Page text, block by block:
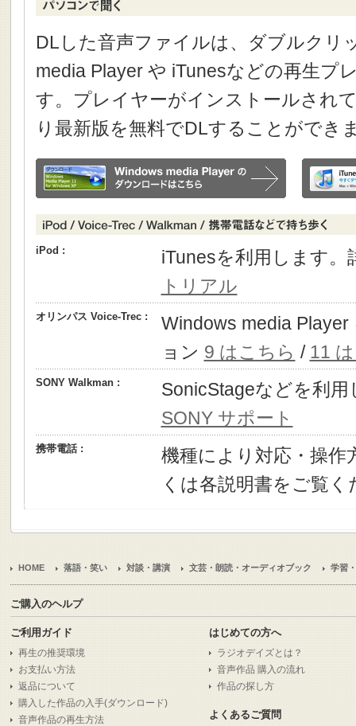
DLした音声ファイルは、ダブルクリ
media Player や iTunesなどの再生プ
す。プレイヤーがインストールされ
り最新版を無料でDLすることができ
iPod :
iTunesを利用します
トリアル
オリンパス Voice-Trec :
Windows media
ョン 9 はこちら / 11
SONY Walkman :
SonicStageなどを利
SONY サポート
携帯電話 :
機種により対応・操作
くは各説明書をご覧く
HOME 落語・笑い 対談・講演 文芸・朗読・オーディオブック 学習
ご購入のヘルプ
ご利用ガイド
再生の推奨環境
お支払い方法
返品について
購入した作品の入手(ダウンロード)
音声作品の再生方法
はじめての方へ
ラジオデイズとは？
音声作品 購入の流れ
作品の探し方
よくあるご質問